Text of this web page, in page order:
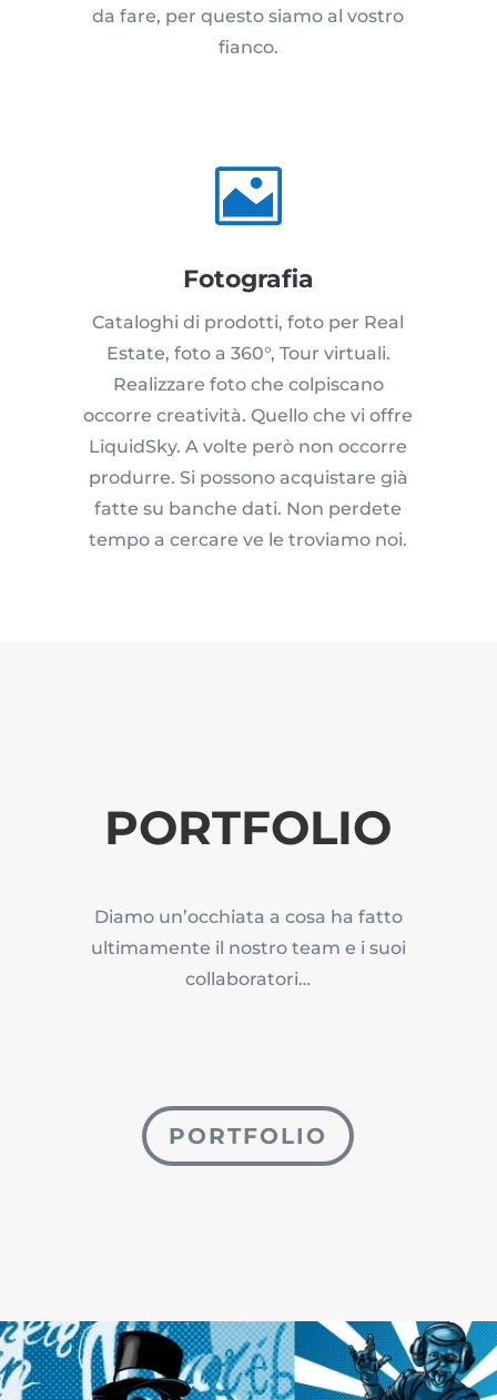
da fare, per questo siamo al vostro
fianco.

Fotografia
Cataloghi di prodotti, foto per Real
Estate, foto a 360°, Tour virtuali.
Realizzare foto che colpiscano
occorre creatività. Quello che vi offre
LiquidSky. A volte però non occorre
produrre. Si possono acquistare già
fatte su banche dati. Non perdete
tempo a cercare ve le troviamo noi.
PORTFOLIO
Diamo un’occhiata a cosa ha fatto
ultimamente il nostro team e i suoi
collaboratori…
PORTFOLIO